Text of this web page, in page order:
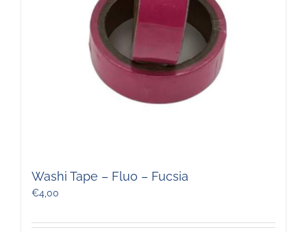
Washi Tape – Fluo – Fucsia
€4,00